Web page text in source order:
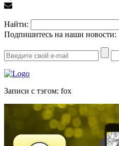
Найти:
Подпишитесь на наши новости:
Записи с тэгом: fox